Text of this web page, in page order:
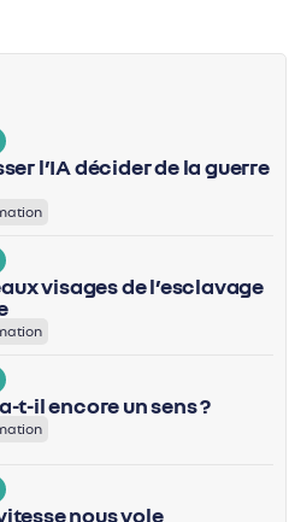
l’IA décider de la guerre
visages de l’esclavage
t-il encore un sens ?
nous vole